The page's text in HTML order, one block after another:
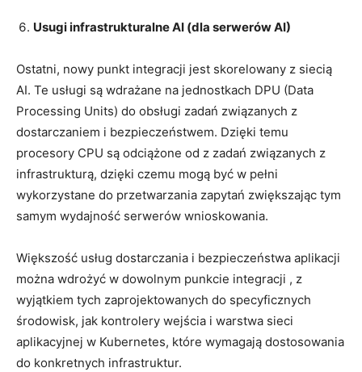
Usugi infrastrukturalne AI (dla serwerów AI)
Ostatni, nowy punkt integracji jest skorelowany z siecią
AI. Te usługi są wdrażane na jednostkach DPU (Data
Processing Units) do obsługi zadań związanych z
dostarczaniem i bezpieczeństwem. Dzięki temu
procesory CPU są odciążone od z zadań związanych z
infrastrukturą, dzięki czemu mogą być w pełni
wykorzystane do przetwarzania zapytań zwiększając tym
samym wydajność serwerów wnioskowania.
Większość usług dostarczania i bezpieczeństwa aplikacji
można wdrożyć w dowolnym punkcie integracji , z
wyjątkiem tych zaprojektowanych do specyficznych
środowisk, jak kontrolery wejścia i warstwa sieci
aplikacyjnej w Kubernetes, które wymagają dostosowania
do konkretnych infrastruktur.